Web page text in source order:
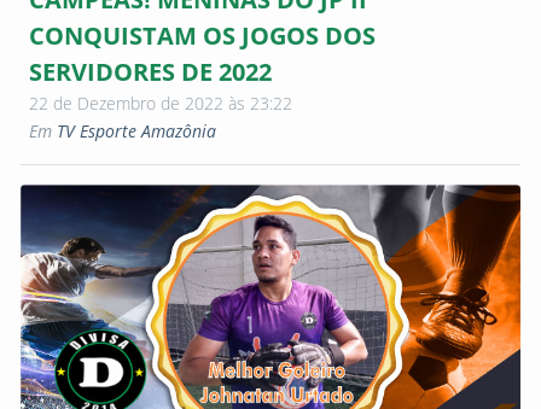
CONQUISTAM OS JOGOS DOS
SERVIDORES DE 2022
22 de Dezembro de 2022 às 23:22
Em TV Esporte Amazônia